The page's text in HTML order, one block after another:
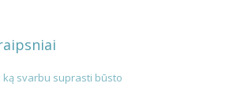
svarbu suprasti būsto